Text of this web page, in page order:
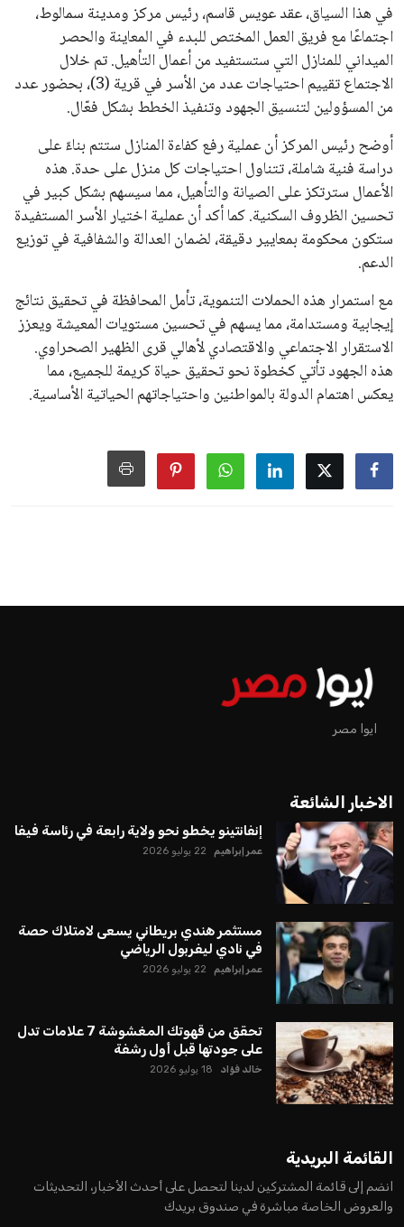
في هذا السياق، عقد عويس قاسم، رئيس مركز ومدينة سمالوط،
اجتماعًا مع فريق العمل المختص للبدء في المعاينة والحصر
الميداني للمنازل التي ستستفيد من أعمال التأهيل. تم خلال
الاجتماع تقييم احتياجات عدد من الأسر في قرية (3)، بحضور عدد
من المسؤولين لتنسيق الجهود وتنفيذ الخطط بشكل فعّال.
أوضح رئيس المركز أن عملية رفع كفاءة المنازل ستتم بناءً على
دراسة فنية شاملة، تتناول احتياجات كل منزل على حدة. هذه
الأعمال سترتكز على الصيانة والتأهيل، مما سيسهم بشكل كبير في
تحسين الظروف السكنية. كما أكد أن عملية اختيار الأسر المستفيدة
ستكون محكومة بمعايير دقيقة، لضمان العدالة والشفافية في توزيع
الدعم.
مع استمرار هذه الحملات التنموية، تأمل المحافظة في تحقيق نتائج
إيجابية ومستدامة، مما يسهم في تحسين مستويات المعيشة ويعزز
الاستقرار الاجتماعي والاقتصادي لأهالي قرى الظهير الصحراوي.
هذه الجهود تأتي كخطوة نحو تحقيق حياة كريمة للجميع، مما
يعكس اهتمام الدولة بالمواطنين واحتياجاتهم الحياتية الأساسية.
ايوا مصر
الاخبار الشائعة
إنفانتينو يخطو نحو ولاية رابعة في رئاسة فيفا
عمر إبراهيم 22 يوليو 2026
مستثمر هندي بريطاني يسعى لامتلاك حصة
في نادي ليفربول الرياضي
عمر إبراهيم 22 يوليو 2026
تحقق من قهوتك المغشوشة 7 علامات تدل
على جودتها قبل أول رشفة
خالد فؤاد 18 يوليو 2026
القائمة البريدية
انضم إلى قائمة المشتركين لدينا لتحصل على أحدث الأخبار، التحديثات
والعروض الخاصة مباشرة في صندوق بريدك